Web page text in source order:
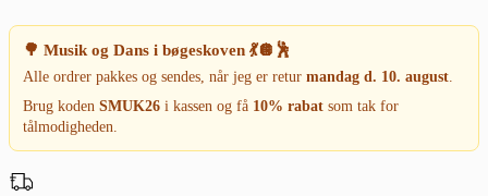
🌳 Musik og Dans i bøgeskoven 💃🪩🕺
Alle ordrer pakkes og sendes, når jeg er retur mandag d. 10. august
Brug koden SMUK26 i kassen og få 10% rabat som tak for
tålmodigheden.